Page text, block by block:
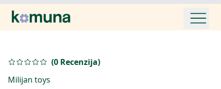
(0 Recenzija)
Milijan toys